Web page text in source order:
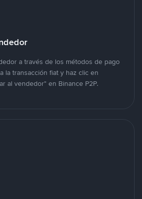
a través de los métodos de pago
la transacción fiat y haz clic en
al vendedor" en Binance P2P.